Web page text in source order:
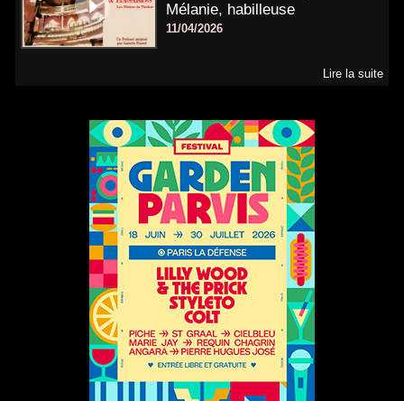
Mélanie, habilleuse
11/04/2026
Lire la suite